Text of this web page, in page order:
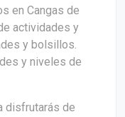
en Cangas de
actividades y
y bolsillos.
y niveles de
disfrutarás de